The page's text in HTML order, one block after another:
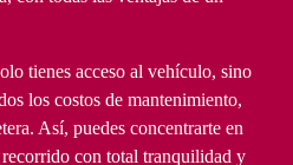
tienes acceso al vehículo, sino
los costos de mantenimiento,
Así, puedes concentrarte en
con total tranquilidad y